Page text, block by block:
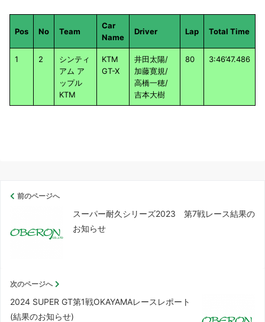
Pos No Team
Car
Name
Driver Lap Total Time
1 2
シンティ
アム ア
ップル
KTM
KTM
GT-X
井田太陽/
加藤寛規/
高橋一穂/
吉本大樹
80 3:46’47.486
前のページへ
スーパー耐久シリーズ2023 第7戦レース結果の
お知らせ
次のページへ
2024 SUPER GT第1戦OKAYAMAレースレポート
(結果のお知らせ)